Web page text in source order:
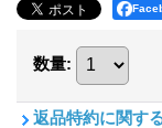
数量:
返品特約に関す